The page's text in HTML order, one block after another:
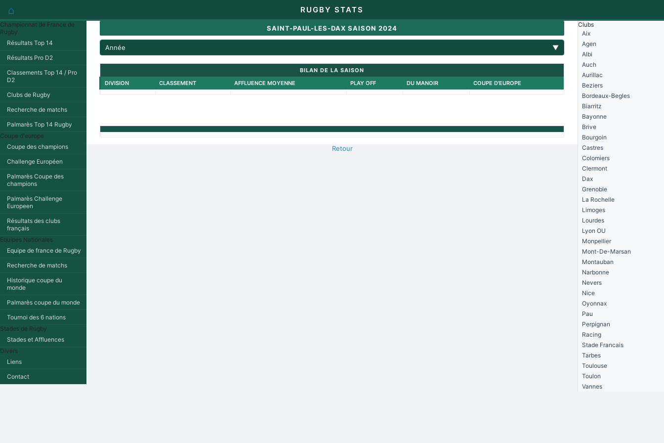
⌂ RUGBY STATS
Championnat de France de
Rugby
Résultats Top 14
Résultats Pro D2
Classements Top 14 / Pro
D2
Clubs de Rugby
Recherche de matchs
Palmarès Top 14 Rugby
Coupe d'europe
Coupe des champions
Challenge Européen
Palmarès Coupe des
champions
Palmarès Challenge
Europeen
Résultats des clubs
français
Equipes Nationales
Equipe de france de Rugby
Recherche de matchs
Historique coupe du
monde
Palmarès coupe du monde
Tournoi des 6 nations
Stades de Rugby
Stades et Affluences
Divers
Liens
Contact
SAINT-PAUL-LES-DAX SAISON 2024
Année ▼
BILAN DE LA SAISON
DIVISION
CLASSEMENT AFFLUENCE MOYENNE PLAY OFF DU MANOIR COUPE D'EUROPE
Retour
Clubs
Aix
Agen
Albi
Auch
Aurillac
Beziers
Bordeaux-Begles
Biarritz
Bayonne
Brive
Bourgoin
Castres
Colomiers
Clermont
Dax
Grenoble
La Rochelle
Limoges
Lourdes
Lyon OU
Monpellier
Mont-De-Marsan
Montauban
Narbonne
Nevers
Nice
Oyonnax
Pau
Perpignan
Racing
Stade Francais
Tarbes
Toulouse
Toulon
Vannes